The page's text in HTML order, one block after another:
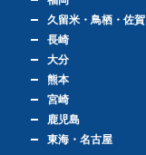
久留米・鳥栖・佐賀
長崎
大分
熊本
宮崎
鹿児島
東海・名古屋